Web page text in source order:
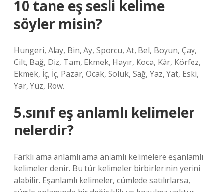
10 tane eş sesli kelime
söyler misin?
Hungeri, Alay, Bin, Ay, Sporcu, At, Bel, Boyun, Çay,
Cilt, Bağ, Diz, Tam, Ekmek, Hayır, Koca, Kâr, Körfez,
Ekmek, İç, İç, Pazar, Ocak, Soluk, Sağ, Yaz, Yat, Eski,
Yar, Yüz, Row.
5.sınıf eş anlamlı kelimeler
nelerdir?
Farklı ama anlamlı ama anlamlı kelimelere eşanlamlı
kelimeler denir. Bu tür kelimeler birbirlerinin yerini
alabilir. Eşanlamlı kelimeler, cümlede satılırlarsa,